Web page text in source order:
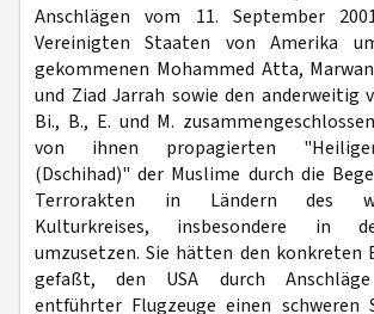
Anschlägen vom 11. September
Vereinigten Staaten von Amerika
gekommenen Mohammed Atta,
und Ziad Jarrah sowie den anderweitig
Bi., B., E. und M.
von ihnen propagierten
(Dschihad)" der Muslime durch die
Terrorakten in Ländern des
Kulturkreises, insbesondere in
umzusetzen. Sie hätten den konkreten
gefaßt, den USA durch
entführter Flugzeuge einen schweren